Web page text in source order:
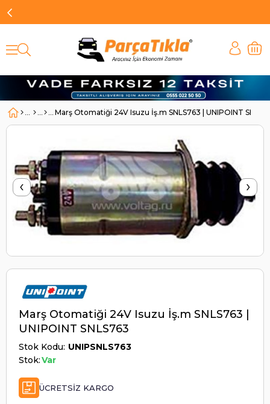
Marş Otomatiği 24V Isuzu İş.m SNLS763 | UNIPOINT
‹ ›
Marş Otomatiği 24V Isuzu İş.m SNLS763 |
UNIPOINT SNLS763
Stok Kodu UNIPSNLS763
Stok:Var
ÜCRETSIZ KARGO